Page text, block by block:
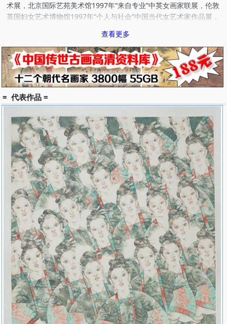
术展，北京国际艺苑美术馆1997年“来自专业”中英女画家联展，伦敦
英国妇女艺术博物馆1997年“个人与社会”中国当代女艺术家作品展，
1998年“半边天·中国的女艺术家们”，波恩妇女博物馆1999年“99中青
年工笔画家作品提名展”，深圳美术馆2001年“弦外之音·中国当代艺
术”，悉尼莫斯曼艺术画廊2001年“中国现代水墨·雕塑展”，巴黎皮尔·
卡丹艺术馆等2001年“融合互渗”当代中国画家十人展，北京首都师范
大学美术馆、 北京嘉德在线美术馆、深圳美术馆、成都现代美术馆
2001年“与世纪同行”2001工笔重彩艺术精品展，北京中国美术馆
2001年“百年中国画展”，北京中国美术馆2001年“研究与超越”中国小
型油画展，北京中国美术馆，上海美术馆等2002年“融合互渗”2002
年度展，上海刘海粟美术馆，湖北美术馆2002年“中国实验水墨展”，
青岛美术馆，北京红门画廊等2003年“开放的时代”，北京中国美术馆
2003年“念珠与笔触”，北京东京艺术工程2003年“今日中国美术”，北
京世纪坛美术馆2003年“目光所及”，北京红门画廊2003年“融合互
渗”，北京国际艺苑美术馆2003年“形而上”艺术展，上海美术馆2003
年“非常融合”2003年度展，北京国际艺苑美术馆2004年“融合互
渗”2005年度展，北京中国美术馆2004年“水痕墨迹”，深圳画院美术
馆2004年“空洞宣言”，上海多伦美术馆2004年“融合互渗”2004年度
展，北京中国美术馆2004年“第十届全国美展”，北京中国美术馆
2005年“都市女性”水墨画展，北京今日美术馆2005年“中日女性艺术
家特选展”，东京日中友好会馆，北京中日友好会馆2005年“融合互
渗”2005年度展，北京炎黄艺术馆，深圳美术馆2005年“大河上下”中
国油画回顾展2005年“非常笔墨”当代中国画名家邀请展，北京今日美
术馆2005年“学院工笔”，北京今日美术馆2005年“中国美术出版界提
名中青年画家50人展”，北京今日美术馆2006年“潘缨、刘俐蕴联
展”，德国爱沙芬堡久久画廊2006年“中国美术出版界提名百名画家
展”，北京首都博物馆2006年“军艺，1979”北京中国美术馆2006
年“今日中国美术”北京中国美术馆2007年“彤管留芳——宁、京、容
查看更多
= 代表作品 =